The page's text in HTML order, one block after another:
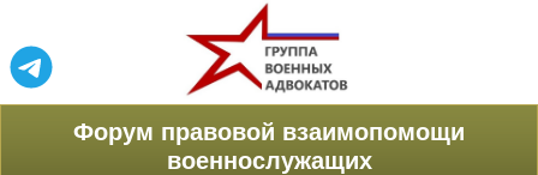
Форум правовой взаимопомощи
военнослужащих